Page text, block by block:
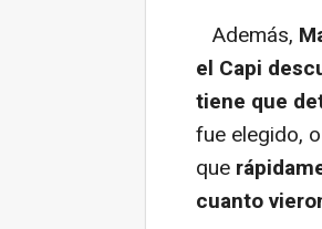
Además,
el Capi
tiene que
fue elegido,
que
cuanto